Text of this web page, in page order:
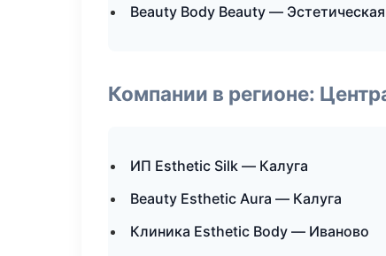
Beauty Body Beauty —
Компании в регионе:
ИП Esthetic Silk — Калуга
Beauty Esthetic Aura — Калуга
Клиника Esthetic Body — Иваново